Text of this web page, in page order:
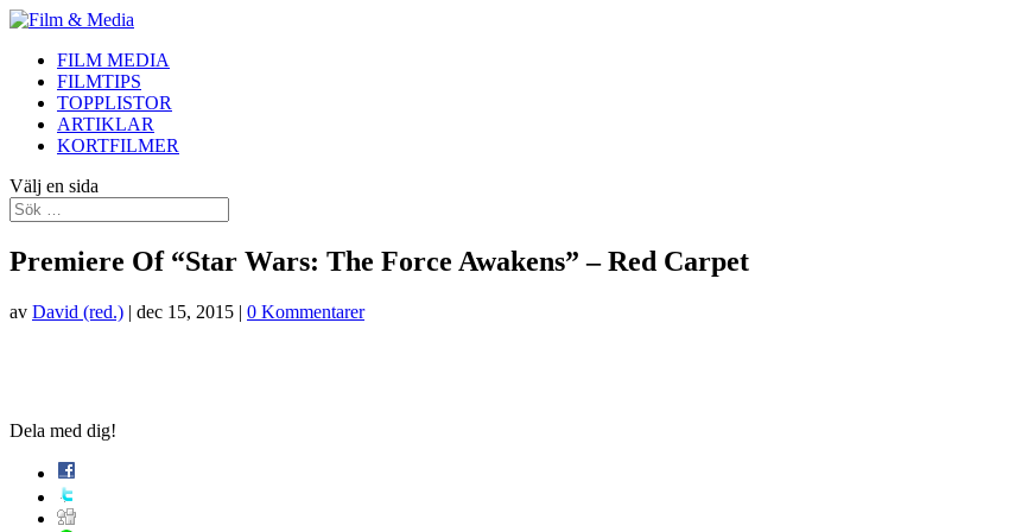
FILM MEDIA
FILMTIPS
TOPPLISTOR
ARTIKLAR
KORTFILMER
Välj en sida
Premiere Of “Star Wars: The Force Awakens” – Red Carpet
av David (red.) | dec 15, 2015 | 0 Kommentarer
Dela med dig!